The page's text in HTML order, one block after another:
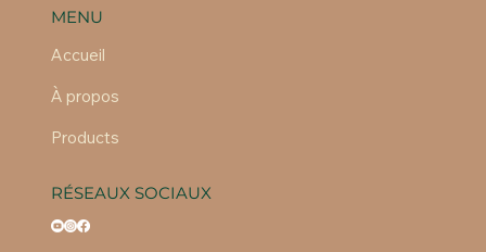
MENU
Accueil
À propos
Products
RÉSEAUX SOCIAUX